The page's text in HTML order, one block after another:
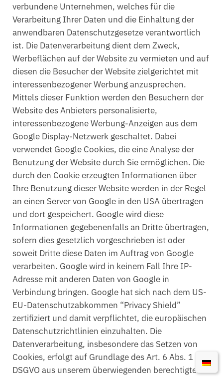
verbundene Unternehmen, welches für die
Verarbeitung Ihrer Daten und die Einhaltung der
anwendbaren Datenschutzgesetze verantwortlich
ist. Die Datenverarbeitung dient dem Zweck,
Werbeflächen auf der Website zu vermieten und auf
diesen die Besucher der Website zielgerichtet mit
interessenbezogener Werbung anzusprechen.
Mittels dieser Funktion werden den Besuchern der
Website des Anbieters personalisierte,
interessenbezogene Werbung-Anzeigen aus dem
Google Display-Netzwerk geschaltet. Dabei
verwendet Google Cookies, die eine Analyse der
Benutzung der Website durch Sie ermöglichen. Die
durch den Cookie erzeugten Informationen über
Ihre Benutzung dieser Website werden in der Regel
an einen Server von Google in den USA übertragen
und dort gespeichert. Google wird diese
Informationen gegebenenfalls an Dritte übertragen,
sofern dies gesetzlich vorgeschrieben ist oder
soweit Dritte diese Daten im Auftrag von Google
verarbeiten. Google wird in keinem Fall Ihre IP-
Adresse mit anderen Daten von Google in
Verbindung bringen. Google hat sich nach dem US-
EU-Datenschutzabkommen “Privacy Shield”
zertifiziert und damit verpflichtet, die europäischen
Datenschutzrichtlinien einzuhalten. Die
Datenverarbeitung, insbesondere das Setzen von
Cookies, erfolgt auf Grundlage des Art. 6 Abs. 1 lit. f
DSGVO aus unserem überwiegenden berechtigten